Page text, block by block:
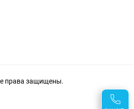
права защищены.